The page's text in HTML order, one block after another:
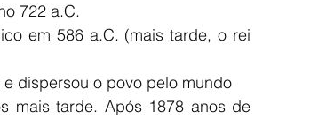
722 a.C.
em 586 a.C. (mais tarde, o rei
dispersou o povo pelo mundo
mais tarde. Após 1878 anos de